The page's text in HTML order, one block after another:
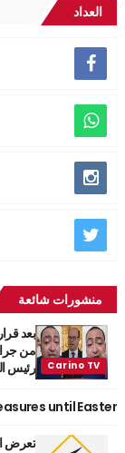
العداد
منشورات شائعة
بعد
من
رئيس
until Easter
تعرض